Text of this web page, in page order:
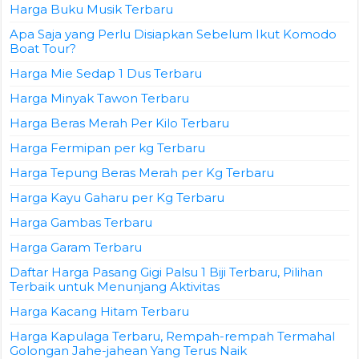
Harga Buku Musik Terbaru
Apa Saja yang Perlu Disiapkan Sebelum Ikut Komodo
Boat Tour?
Harga Mie Sedap 1 Dus Terbaru
Harga Minyak Tawon Terbaru
Harga Beras Merah Per Kilo Terbaru
Harga Fermipan per kg Terbaru
Harga Tepung Beras Merah per Kg Terbaru
Harga Kayu Gaharu per Kg Terbaru
Harga Gambas Terbaru
Harga Garam Terbaru
Daftar Harga Pasang Gigi Palsu 1 Biji Terbaru, Pilihan
Terbaik untuk Menunjang Aktivitas
Harga Kacang Hitam Terbaru
Harga Kapulaga Terbaru, Rempah-rempah Termahal
Golongan Jahe-jahean Yang Terus Naik